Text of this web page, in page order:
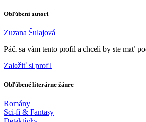
Obľúbení autori
Zuzana Šulajová
Páči sa vám tento profil a chceli by ste mať
Založiť si profil
Obľúbené literárne žánre
Romány
Sci-fi & Fantasy